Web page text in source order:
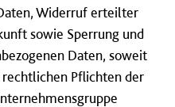
Widerruf erteilter
sowie Sperrung und
Daten, soweit
Pflichten der